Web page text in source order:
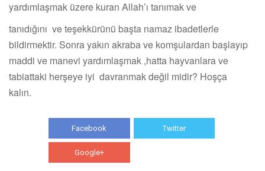
yardımlaşmak üzere kuran Allah’ı tanımak ve
tanıdığını ve teşekkürünü başta namaz ibadetlerle
bildirmektir. Sonra yakın akraba ve komşulardan başlayıp
maddi ve manevi yardımlaşmak ,hatta hayvanlara ve
tabiattaki herşeye iyi davranmak değil midir? Hoşça
kalın.
Facebook Twitter
Google+